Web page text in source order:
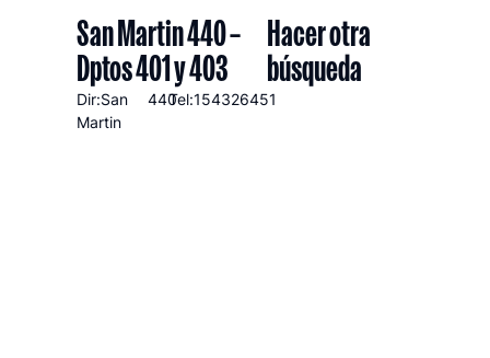
San Martin 440 –
Dptos 401 y 403
Dir:San
Martin
440Tel:154326451
Hacer otra
búsqueda